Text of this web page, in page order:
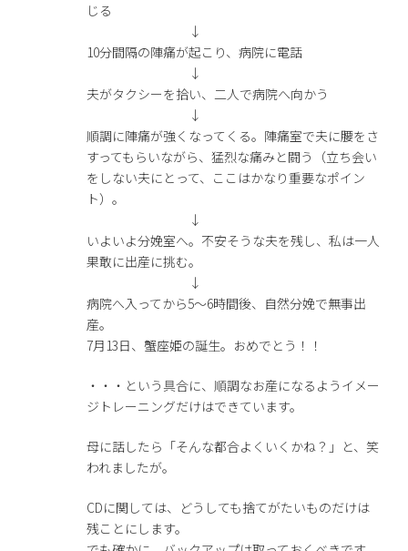
じる
↓
10分間隔の陣痛が起こり、病院に電話
↓
夫がタクシーを拾い、二人で病院へ向かう
↓
順調に陣痛が強くなってくる。陣痛室で夫に腰をさ
すってもらいながら、猛烈な痛みと闘う（立ち会い
をしない夫にとって、ここはかなり重要なポイン
ト）。
↓
いよいよ分娩室へ。不安そうな夫を残し、私は一人
果敢に出産に挑む。
↓
病院へ入ってから5〜6時間後、自然分娩で無事出
産。
7月13日、蟹座姫の誕生。おめでとう！！
・・・という具合に、順調なお産になるようイメー
ジトレーニングだけはできています。
母に話したら「そんな都合よくいくかね？」と、笑
われましたが。
CDに関しては、どうしても捨てがたいものだけは
残ことにします。